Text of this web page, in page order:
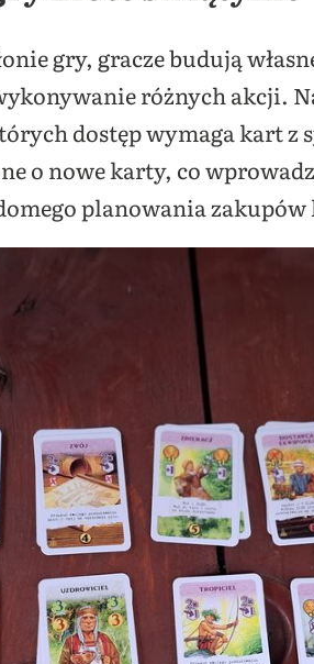
gry, gracze budują
różnych akcji.
dostęp wymaga kart z
o nowe karty, co
planowania